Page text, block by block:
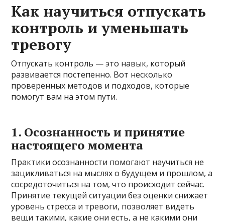
Как научиться отпускать
контроль и уменьшать
тревогу
Отпускать контроль — это навык, который
развивается постепенно. Вот несколько
проверенных методов и подходов, которые
помогут вам на этом пути.
1. Осознанность и принятие
настоящего момента
Практики осознанности помогают научиться не
зацикливаться на мыслях о будущем и прошлом, а
сосредоточиться на том, что происходит сейчас.
Принятие текущей ситуации без оценки снижает
уровень стресса и тревоги, позволяет видеть
вещи такими, какие они есть, а не какими они